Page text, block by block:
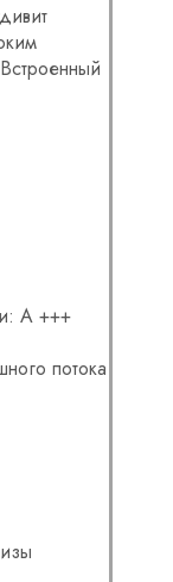
A +++
потока